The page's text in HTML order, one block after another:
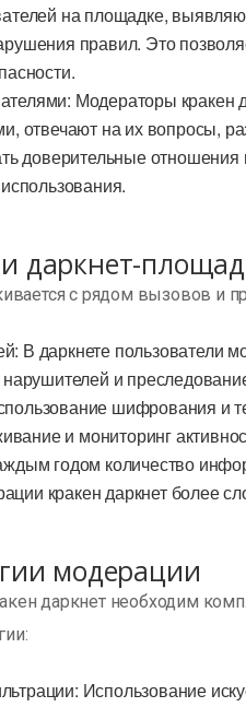
на площадке,
правил. Это
Модераторы кракен
отвечают на их вопросы,
доверительные
даркнет-
с рядом вызовов и
В даркнете пользователи
и
шифрования и
и мониторинг
годом количество
кракен даркнет более
модерации
даркнет необходим
Использование